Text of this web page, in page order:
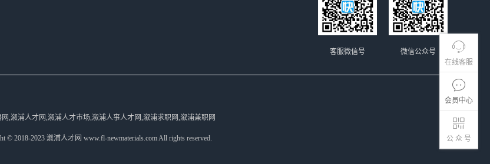
在线客服
会员中心
公 众 号
微信公众号
客服微信号
,溆浦人才网,溆浦人才市场,溆浦人事人才网,溆浦求职网,溆浦兼职网
© 2018-2023 溆浦人才网 www.fl-newmaterials.com All rights reserved.